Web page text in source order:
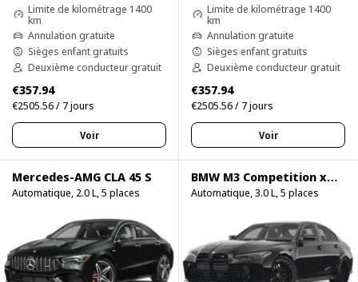
Limite de kilométrage 1400
km
Annulation gratuite
Sièges enfant gratuits
Deuxième conducteur gratuit
€357.94
€2505.56 / 7 jours
Voir
Limite de kilométrage 1400
km
Annulation gratuite
Sièges enfant gratuits
Deuxième conducteur gratuit
€357.94
€2505.56 / 7 jours
Voir
Mercedes-AMG CLA 45 S
Automatique, 2.0 L, 5 places
BMW M3 Competition xDrive
Automatique, 3.0 L, 5 places